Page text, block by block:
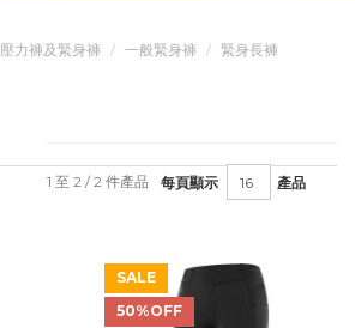
壓力褲及緊身褲 一般緊身褲 緊身長褲
每頁顯示 產品
1 至 2 / 2 件產品
SALE
50%OFF